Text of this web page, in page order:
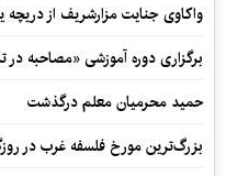
واکاوی جنایت مزارشریف از
برگزاری دوره آموزشی «مصاحبه در
حمید محرمیان معلم درگذشت
بزرگ‌ترین مورخ فلسفه غرب در